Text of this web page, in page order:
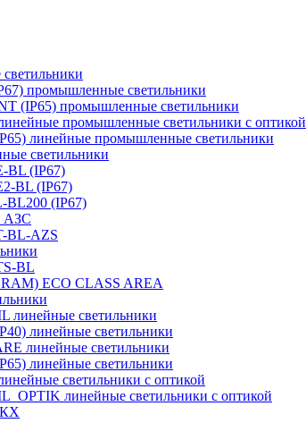
промышленные светильники
(IP65) промышленные светильники
промышленные светильники с оптикой
линейные промышленные светильники
светильники
BL (IP67)
BL (IP67)
BL200 (IP67)
АЗС
BL-AZS
BL
ECO CLASS AREA
линейные светильники
линейные светильники
линейные светильники
линейные светильники
светильники с оптикой
линейные светильники с оптикой